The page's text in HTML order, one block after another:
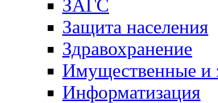
ЗАГС
Защита населения
Здравохранение
Имущественные и
Информатизация